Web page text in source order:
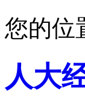
您的位
人大